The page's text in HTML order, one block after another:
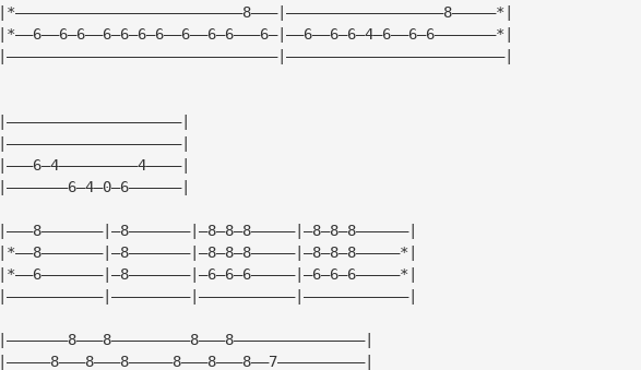
|*——————————————————————————8———|——————————————————8—————*|
|*——6——6—6——6—6—6—6——6——6—6———6—|——6——6—6—4—6——6—6———————*|
|———————————————————————————————|—————————————————————————|
|————————————————————|
|————————————————————|
|———6—4—————————4————|
|———————6—4—0—6——————|
|———8———————|—8———————|—8—8—8—————|—8—8—8——————|
|*——8———————|—8———————|—8—8—8—————|—8—8—8—————*|
|*——6———————|—8———————|—6—6—6—————|—6—6—6—————*|
|———————————|—————————|———————————|————————————|
|———————8———8—————————8———8———————————————|
|—————8———8———8—————8———8———8——7——————————|